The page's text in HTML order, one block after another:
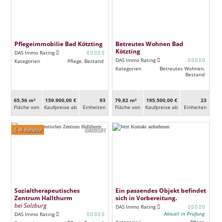
Pflegeimmobilie Bad Kötzting
DAS Immo Rating
Kategorien
Pflege, Bestand
65,56 m²
Fläche von
159.900,00 €
Kaufpreise ab
93
Ein­heiten
Betreutes Wohnen Bad
Kötzting
DAS Immo Rating
Kategorien
Betreutes Wohnen,
Bestand
79,82 m²
Fläche von
195.500,00 €
Kaufpreise ab
23
Ein­heiten
DA00581
5 % Rendite
Sozialtherapeutisches
Zentrum Hallthurm
bei Salzburg
DAS Immo Rating
Ein passendes Objekt befindet
sich in Vorbereitung.
DAS Immo Rating
Aktuell in Prüfung